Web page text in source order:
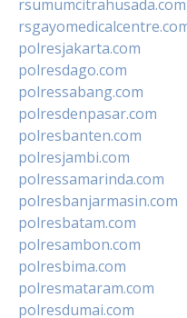
rsumumcitrahusada.com
polresjakarta.com
polresdago.com
polressabang.com
polresdenpasar.com
polresbanten.com
polresjambi.com
polressamarinda.com
polresbanjarmasin.com
polresbatam.com
polresambon.com
polresbima.com
polresmataram.com
polresdumai.com